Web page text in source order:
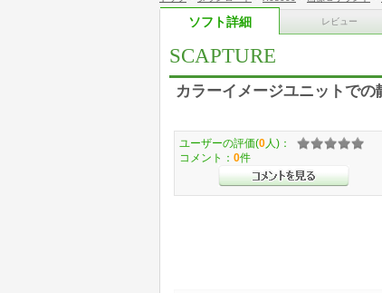
ソフト詳細 レビュー
SCAPTURE
カラーイメージユニットで
ユーザーの評価(0 人)：
コメント： 0件